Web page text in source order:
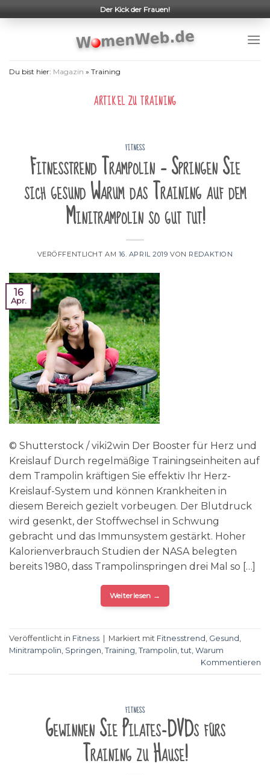
to
Der Kick der Frauen!
Du bist hier: Magazin » Training
ARTIKEL ZUTRAINING
FITNESS
Fitnesstrend Trampolin – Springen Sie
sich gesund Warum das Training auf dem
Minitrampolin so gut tut!
VERÖFFENTLICHT AM 16. APRIL 2019 VON REDAKTION
16
Apr.
© Shutterstock / viki2win Der Booster für Herz und
Kreislauf Durch regelmäßige Trainingseinheiten auf
dem Trampolin kräftigen Sie effektiv Ihr Herz-
Kreislauf-System und können Krankheiten in
diesem Bereich gezielt vorbeugen. Der Blutdruck
wird gesenkt, der Stoffwechsel in Schwung
gebracht und das Immunsystem gestärkt. Hoher
Kalorienverbrauch Studien der NASA belegten
bereits 1980, dass Trampolinspringen drei Mal so […]
Weiterlesen →
Veröffentlicht in Fitness Markiert mit Fitnesstrend Gesund
Minitrampolin Springen Training Trampolin ,tut Warum
Kommentieren
FITNESS
Gewinnen Sie Pilates-DVDs fürs
Training zu Hause!